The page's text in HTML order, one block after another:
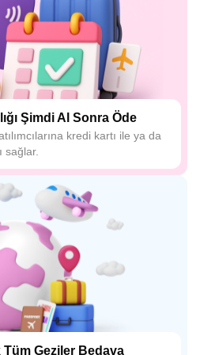
Şimdi Al Sonra Öde
kredi kartı ile ya da
sağlar.
Geziler Bedava